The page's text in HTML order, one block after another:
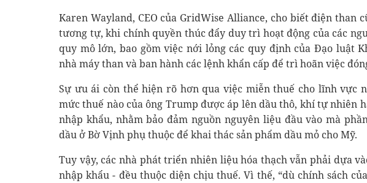
Karen Wayland, CEO của GridWise Alliance, cho biết điện than
tương tự, khi chính quyền thúc đẩy duy trì hoạt động của các
quy mô lớn, bao gồm việc nới lỏng các quy định của Đạo luật
nhà máy than và ban hành các lệnh khẩn cấp để trì hoãn việc
Sự ưu ái còn thể hiện rõ hơn qua việc miễn thuế cho lĩnh vực
mức thuế nào của ông Trump được áp lên dầu thô, khí tự nhiên
nhập khẩu, nhằm bảo đảm nguồn nguyên liệu đầu vào mà
dầu ở Bờ Vịnh phụ thuộc để khai thác sản phẩm dầu mỏ cho Mỹ.
Tuy vậy, các nhà phát triển nhiên liệu hóa thạch vẫn phải dựa
nhập khẩu - đều thuộc diện chịu thuế. Vì thế, “dù chính sách